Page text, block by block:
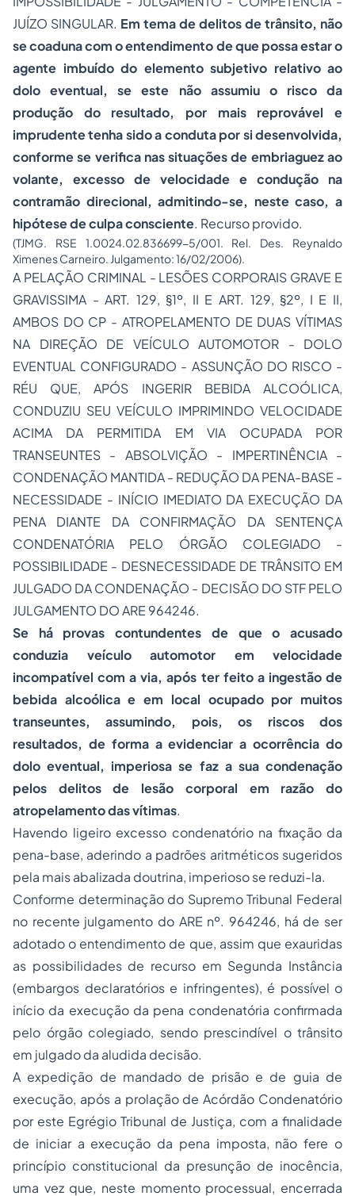
JUÍZO SINGULAR. Em tema de delitos de trânsito, não
se coaduna com o entendimento de que possa estar o
agente imbuído do elemento subjetivo relativo ao
dolo eventual, se este não assumiu o risco da
produção do resultado, por mais reprovável e
imprudente tenha sido a conduta por si desenvolvida,
conforme se verifica nas situações de embriaguez ao
volante, excesso de velocidade e condução na
contramão direcional, admitindo-se, neste caso, a
hipótese de culpa consciente. Recurso provido.
(TJMG. RSE 1.0024.02.836699-5/001. Rel. Des. Reynaldo
Ximenes Carneiro. Julgamento: 16/02/2006).
A PELAÇÃO CRIMINAL - LESÕES CORPORAIS GRAVE E
GRAVISSIMA - ART. 129, §1º, II E ART. 129, §2º, I E II,
AMBOS DO CP - ATROPELAMENTO DE DUAS VÍTIMAS
NA DIREÇÃO DE VEÍCULO AUTOMOTOR - DOLO
EVENTUAL CONFIGURADO - ASSUNÇÃO DO RISCO -
RÉU QUE, APÓS INGERIR BEBIDA ALCOÓLICA,
CONDUZIU SEU VEÍCULO IMPRIMINDO VELOCIDADE
ACIMA DA PERMITIDA EM VIA OCUPADA POR
TRANSEUNTES - ABSOLVIÇÃO - IMPERTINÊNCIA -
CONDENAÇÃO MANTIDA - REDUÇÃO DA PENA-BASE -
NECESSIDADE - INÍCIO IMEDIATO DA EXECUÇÃO DA
PENA DIANTE DA CONFIRMAÇÃO DA SENTENÇA
CONDENATÓRIA PELO ÓRGÃO COLEGIADO -
POSSIBILIDADE - DESNECESSIDADE DE TRÂNSITO EM
JULGADO DA CONDENAÇÃO - DECISÃO DO STF PELO
JULGAMENTO DO ARE 964246.
Se há provas contundentes de que o acusado
conduzia veículo automotor em velocidade
incompatível com a via, após ter feito a ingestão de
bebida alcoólica e em local ocupado por muitos
transeuntes, assumindo, pois, os riscos dos
resultados, de forma a evidenciar a ocorrência do
dolo eventual, imperiosa se faz a sua condenação
pelos delitos de lesão corporal em razão do
atropelamento das vítimas.
Havendo ligeiro excesso condenatório na fixação da
pena-base, aderindo a padrões aritméticos sugeridos
pela mais abalizada doutrina, imperioso se reduzi-la.
Conforme determinação do Supremo Tribunal Federal
no recente julgamento do ARE nº. 964246, há de ser
adotado o entendimento de que, assim que exauridas
as possibilidades de recurso em Segunda Instância
(embargos declaratórios e infringentes), é possível o
início da execução da pena condenatória confirmada
pelo órgão colegiado, sendo prescindível o trânsito
em julgado da aludida decisão.
A expedição de mandado de prisão e de guia de
execução, após a prolação de Acórdão Condenatório
por este Egrégio Tribunal de Justiça, com a finalidade
de iniciar a execução da pena imposta, não fere o
princípio constitucional da presunção de inocência,
uma vez que, neste momento processual, encerrada